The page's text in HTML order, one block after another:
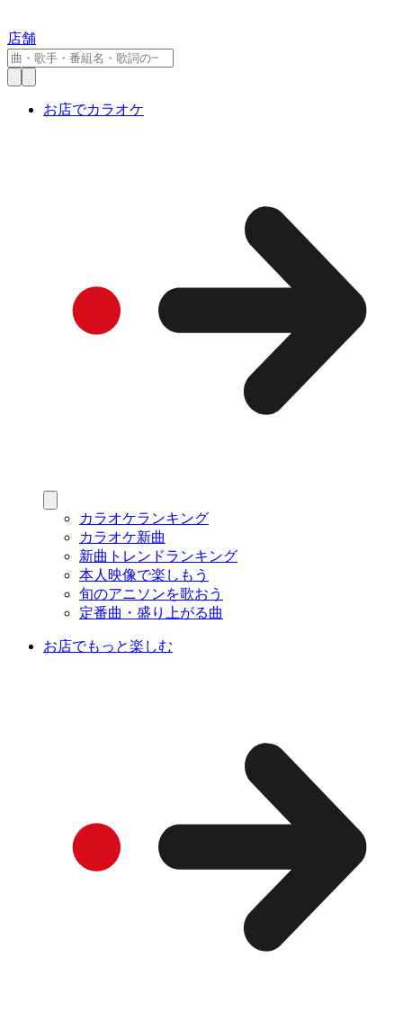
店舗
お店でカラオケ
カラオケランキング
カラオケ新曲
新曲トレンドランキング
本人映像で楽しもう
旬のアニソンを歌おう
定番曲・盛り上がる曲
お店でもっと楽しむ